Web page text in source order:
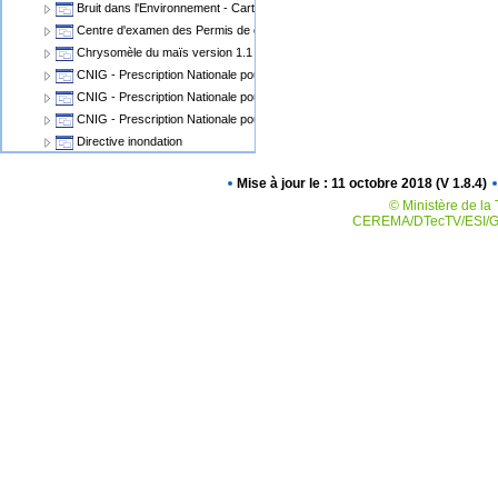
Bruit dans l'Environnement - Cartographie du Bruit v1.1
Centre d'examen des Permis de conduire
Chrysomèle du maïs version 1.1
CNIG - Prescription Nationale pour les Cartes Communales
CNIG - Prescription Nationale pour les PLU, POS
CNIG - Prescription Nationale pour les Servitudes d'Utilité Publique (SUP)
Directive inondation
Epidémiosurveillance animale Mise à jour le : 11 octobre 2018 (V 1.8.4)
© Ministère de la
CEREMA/DTecTV/ESI/